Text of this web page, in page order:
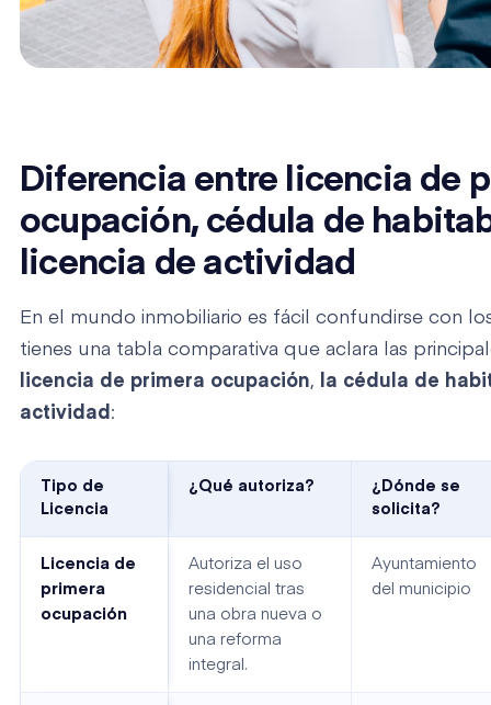
Diferencia entre licencia de
ocupación, cédula de
licencia de actividad
En el mundo inmobiliario es fácil confundirse con
tienes una tabla comparativa que aclara las
licencia de primera ocupación,
la cédula de
actividad :
Tipo de
Licencia
¿Qué autoriza?
¿Dónde se
solicita?
Licencia de
primera
ocupación
Autoriza el uso
residencial tras
una obra nueva o
una reforma
integral.
Ayuntamiento
del municipio